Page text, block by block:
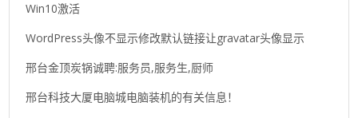
Win10激活
WordPress头像不显示修改默认链接让gravatar头像显示
邢台金顶炭锅诚聘:服务员,服务生,厨师
邢台科技大厦电脑城电脑装机的有关信息！